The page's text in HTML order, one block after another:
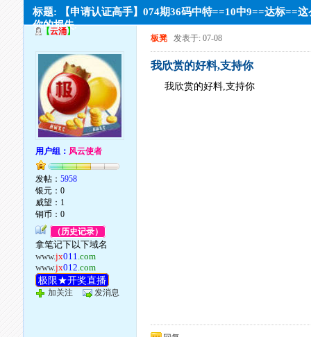
标题: 【申请认证高手】074期36码中特==10中9==达标==
你的损失.
【云涌】
用户组： 风云使者
发帖：5958
银元：0
威望：1
铜币：0
（历史记录）
拿笔记下以下域名
www.jx011.com
www.jx012.com
极限★开奖直播
加关注 发消息
板凳 发表于: 07-08
我欣赏的好料,支持你
我欣赏的好料,支持你